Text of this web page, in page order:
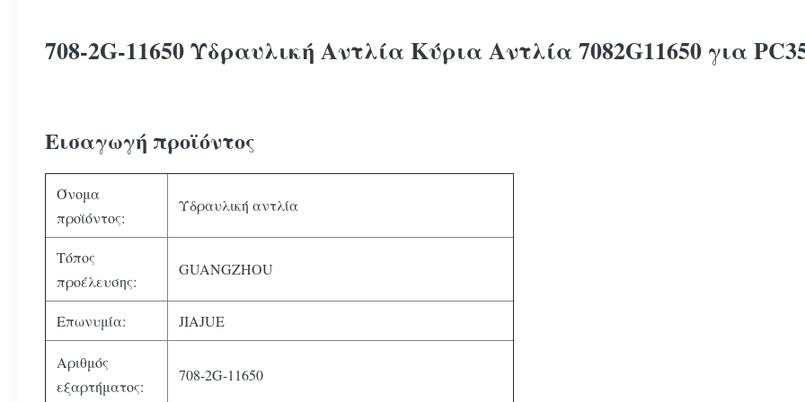
708-2G-11650 Υδραυλική Αντλία Κύρια Αντλία 7082G11650 για
Εισαγωγή προϊόντος
Όνομα
προϊόντος:
Υδραυλική αντλία
Τόπος
προέλευσης:
GUANGZHOU
Επωνυμία: JIAJUE
Αριθμός
εξαρτήματος:
708-2G-11650